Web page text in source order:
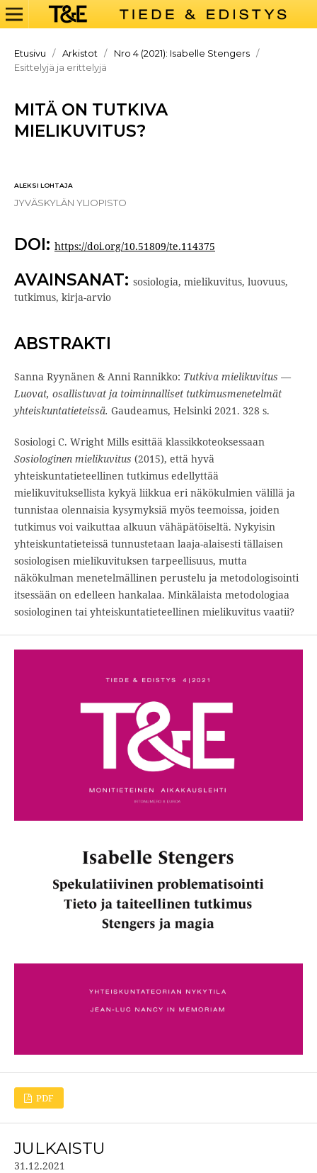
Etusivu / Arkistot / Nro 4 (2021): Isabelle Stengers /
Esittelyjä ja erittelyjä
MITÄ ON TUTKIVA
MIELIKUVITUS?
ALEKSI LOHTAJA
JYVÄSKYLÄN YLIOPISTO
DOI: https://doi.org/10.51809/te.114375
AVAINSANAT: sosiologia, mielikuvitus, luovuus,
tutkimus, kirja-arvio
ABSTRAKTI
Sanna Ryynänen & Anni Rannikko: Tutkiva mielikuvitus —
Luovat, osallistuvat ja toiminnalliset tutkimusmenetelmät
yhteiskuntatieteissä. Gaudeamus, Helsinki 2021. 328 s.
Sosiologi C. Wright Mills esittää klassikkoteoksessaan
Sosiologinen mielikuvitus (2015), että hyvä
yhteiskuntatieteellinen tutkimus edellyttää
mielikuvituksellista kykyä liikkua eri näkökulmien välillä ja
tunnistaa olennaisia kysymyksiä myös teemoissa, joiden
tutkimus voi vaikuttaa alkuun vähäpätöiseltä. Nykyisin
yhteiskuntatieteissä tunnustetaan laaja-alaisesti tällaisen
sosiologisen mielikuvituksen tarpeellisuus, mutta
näkökulman menetelmällinen perustelu ja metodologisointi
itsessään on edelleen hankalaa. Minkälaista metodologiaa
sosiologinen tai yhteiskunta­tieteellinen mielikuvitus vaatii?
PDF
JULKAISTU
31.12.2021